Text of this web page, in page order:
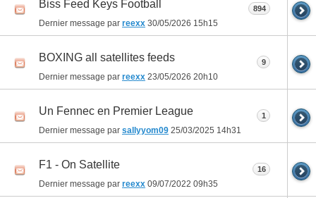
Biss Feed Keys Football
Dernier message par reexx 30/05/2026 15h15
894
BOXING all satellites feeds
Dernier message par reexx 23/05/2026 20h10
9
Un Fennec en Premier League
Dernier message par sallyyom09 25/03/2025 14h31
1
F1 - On Satellite
Dernier message par reexx 09/07/2022 09h35
16